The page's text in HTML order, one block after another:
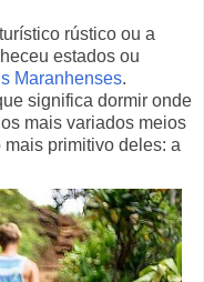
rústico ou a
estados ou
Maranhenses.
significa dormir onde
mais variados meios
primitivo deles: a